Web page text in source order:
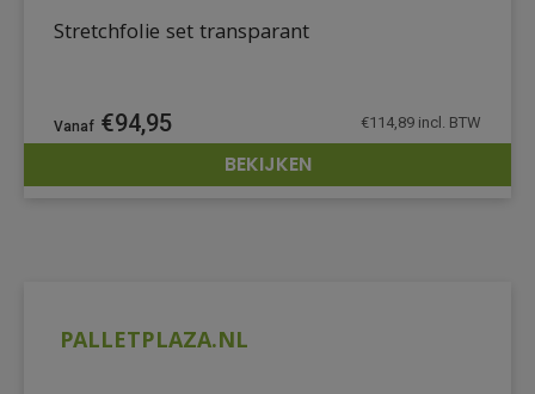
PALLETPLAZA.NL
DETAILS
Stretchfolie set transparant
€94,95 €114,89 incl. BTW
BEKIJKEN